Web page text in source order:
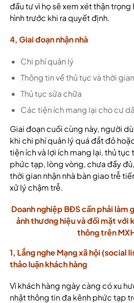
đầu tư vì họ sẽ xem xét thận
hình trước khi ra quyết định.
4, Giai đoạn nhận nhà
Chi phí quản lý
Thông tin về thủ tục và thời
Thủ tục sửa chữa
Các tiện ích mang lại cho cư
Giai đoạn cuối cùng này, người
khi chi phí quản lý quá đắt đỏ
tiện ích và lợi ích mang lại, thủ tục
phức tạp, lòng vòng, chưa đầy
thời gian nhận nhà bàn giao trễ
xử lý chậm trễ.
Doanh nghiệp BĐS cần phải làm
ảnh thương hiệu và đối mặt với
thông trên
1, Lắng nghe Mạng xã hội (social
thảo luận khách hàng
Vì khách hàng ngày càng có xu
nhật thông tin đa kênh phức tạp